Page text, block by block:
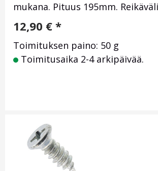
mukana. Pituus 195mm.
12,90 € *
Toimituksen paino: 50 g
Toimitusaika 2-4 arkipäivää.